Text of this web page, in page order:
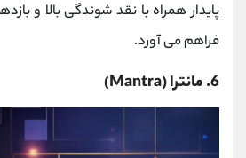
پایدار همراه با نقد شوندگی بالا و
فراهم می ‌آورد.
6. مانترا (Mantra)